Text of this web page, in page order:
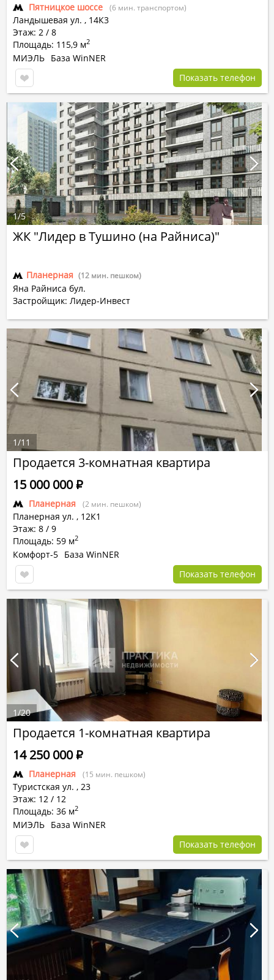
Пятницкое шоссе (6 мин. транспортом)
Ландышевая ул. , 14К3
Этаж: 2 / 8
Площадь: 115,9 м2
МИЭЛЬ База WinNER
Показать телефон
ЖК "Лидер в Тушино (на Райниса)"
Планерная (12 мин. пешком)
Яна Райниса бул.
Застройщик: Лидер-Инвест
1/5
Продается 3-комнатная квартира
Планерная (2 мин. пешком)
Планерная ул. , 12К1
Этаж: 8 / 9
Площадь: 59 м2
15 000 000Р
Комфорт-5 База WinNER
Показать телефон
1/11
Продается 1-комнатная квартира
Планерная (15 мин. пешком)
Туристская ул. , 23
Этаж: 12 / 12
Площадь: 36 м2
14 250 000Р
МИЭЛЬ База WinNER
Показать телефон
1/20